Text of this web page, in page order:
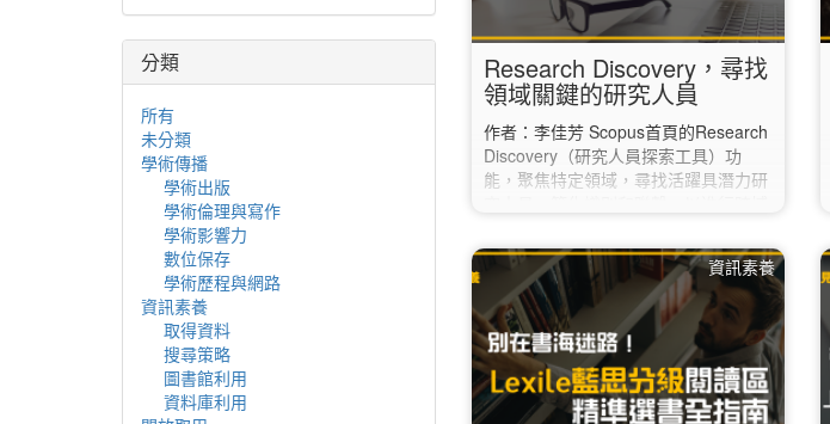
Research Discovery，尋找
領域關鍵的研究人員
作者：李佳芳 Scopus首頁的Research
Discovery（研究人員探索工具）功
能，聚焦特定領域，尋找活躍具潛力研
題、摘要及期刊名稱，可以從Scopus
資料庫1700萬作者資料庫，直接篩選出
相對應的研究人員，有效地找到相關領
域KOL。 如何使用： Scopus首頁，點
選功能列Researcher Discovery（**校
外使用請先設定校外連線） 一、輸入
「關鍵字」1️⃣，如研究領域、主題或興
趣； 二、…
資訊素養
統，經由該系統創建研究和其他學
術著作、評估品質、傳播於學術社
群、並保存以備未來所使用」。學
術傳播也可說是學者分享與出版研
究發現、使研究發現能夠廣為學術
社群或更多人能取得的程序。
分類
所有
未分類
學術傳播
學術出版
學術倫理與寫作
學術影響力
數位保存
學術歷程與網路
資訊素養
取得資料
搜尋策略
圖書館利用
資料庫利用